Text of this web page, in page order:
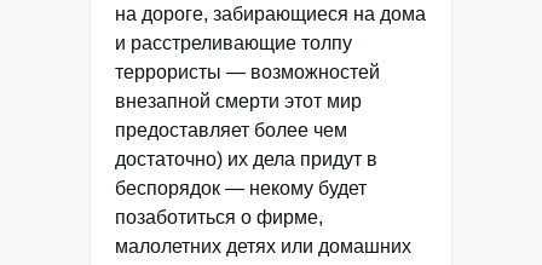
на дороге, забирающиеся на дома
и расстреливающие толпу
террористы — возможностей
внезапной смерти этот мир
предоставляет более чем
достаточно) их дела придут в
беспорядок — некому будет
позаботиться о фирме,
малолетних детях или домашних